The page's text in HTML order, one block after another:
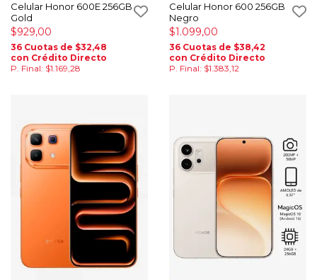
Celular Honor 600E 256GB
Gold
$929,00
36 Cuotas de $32,48
con Crédito Directo
P. Final: $1.169,28
Celular Honor 600 256GB
Negro
$1.099,00
36 Cuotas de $38,42
con Crédito Directo
P. Final: $1.383,12